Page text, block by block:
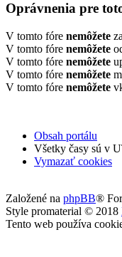
Oprávnenia pre
V tomto fóre nemôžete
V tomto fóre nemôžete
V tomto fóre nemôžete
V tomto fóre nemôžete
V tomto fóre nemôžete
Obsah portálu
Všetky časy sú v
Vymazať cookies
Založené na phpBB®
Style promaterial © 2018
Tento web používa